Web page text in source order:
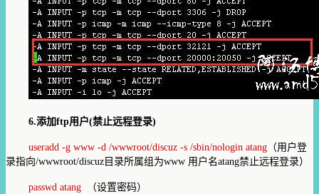
6.添加ftp用户(禁止远程登录)
useradd -g www -d /wwwroot/discuz -s /sbin/nologin atang （用户登
录指向/wwwroot/discuz 目录所属组为www 用户名atang禁止远程登录）
passwd atang （设置密码）